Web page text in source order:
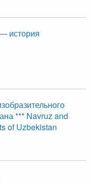
история
*** Navruz and
of Uzbekistan